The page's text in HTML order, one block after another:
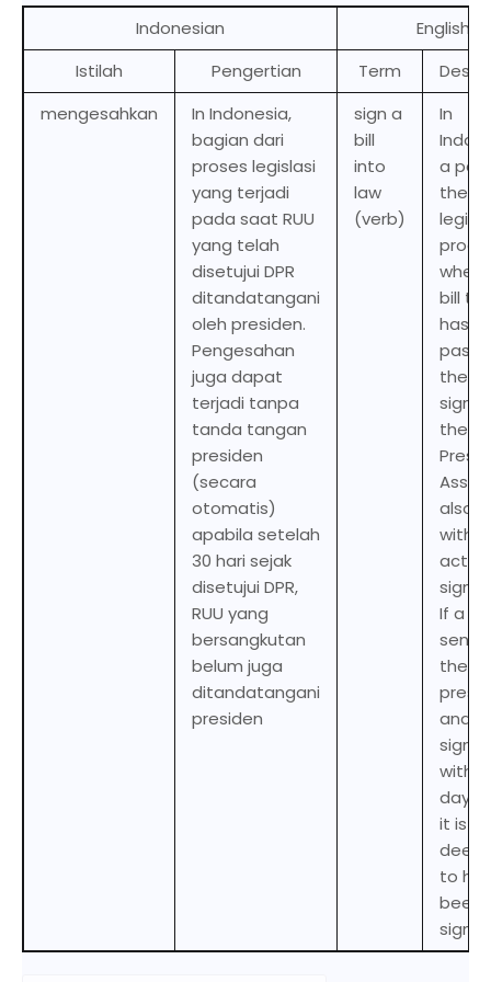
Indonesian
English
Istilah
Pengertian Term
mengesahkan
In Indonesia,
bagian dari
proses legislasi
yang terjadi
pada saat RUU
yang telah
disetujui DPR
ditandatangani
oleh presiden.
Pengesahan
juga dapat
terjadi tanpa
tanda tangan
presiden
(secara
otomatis)
apabila setelah
30 hari sejak
disetujui DPR,
RUU yang
bersangkutan
belum juga
ditandatangani
presiden
sign a
bill
into
law
(verb)
In
a
the
bill
has
the
the
also
actual
If a
sent
the
and
within
days,
it is
to
been